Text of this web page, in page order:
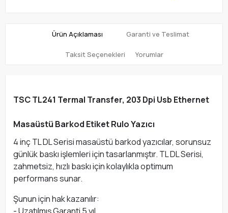
Ürün Açıklaması Garanti ve Teslimat
Taksit Seçenekleri Yorumlar
TSC TL241 Termal Transfer, 203 Dpi Usb Ethernet
Masaüstü Barkod Etiket Rulo Yazıcı
4 inç TL DL Serisi masaüstü barkod yazıcılar, sorunsuz
günlük baskı işlemleri için tasarlanmıştır. TL DL Serisi,
zahmetsiz, hızlı baskı için kolaylıkla optimum
performans sunar.
Şunun için hak kazanılır: